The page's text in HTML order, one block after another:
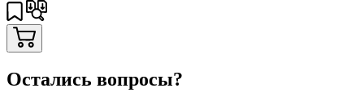
Остались вопросы?